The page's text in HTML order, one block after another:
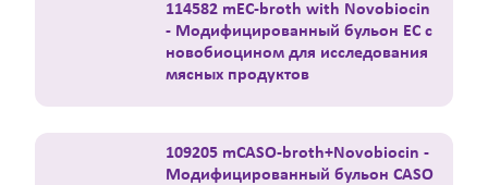
114582 mEC-broth with Novobiocin
- Модифицированный бульон EC с
новобиоцином для исследования
мясных продуктов
109205 mCASO-broth+Novobiocin -
Модифицированный бульон CASO